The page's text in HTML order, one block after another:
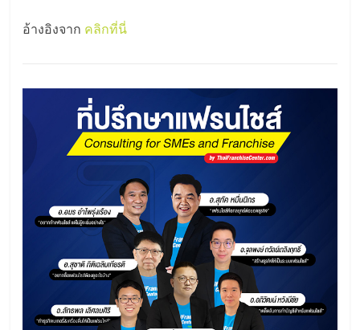
อ้างอิงจาก คลิกที่นี่